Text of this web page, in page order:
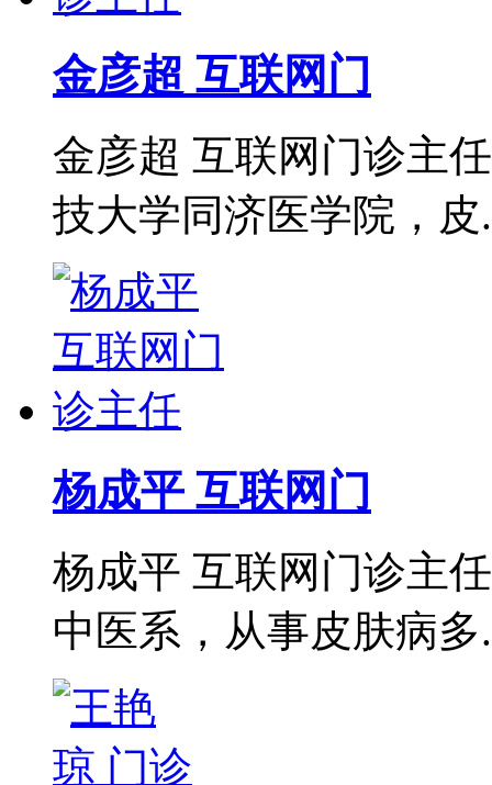
金彦超 互联网门
金彦超 互联网门诊主
技大学同济医学院，皮
杨成平 互联网门
杨成平 互联网门诊主
中医系，从事皮肤病多